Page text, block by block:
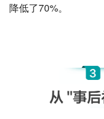
降低了70%。